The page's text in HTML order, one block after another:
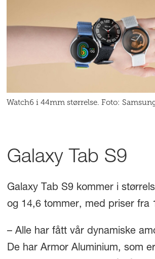
Watch6 i 44mm størrelse. Foto:
Galaxy Tab S9
Galaxy Tab S9 kommer i
og 14,6 tommer, med priser fra
– Alle har fått vår dynamiske
De har Armor Aluminium, som